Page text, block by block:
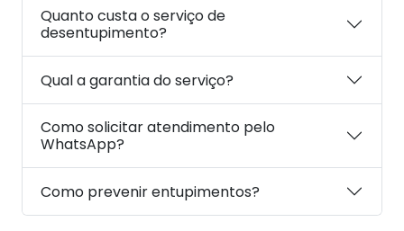
Quanto custa o serviço de
desentupimento?
Qual a garantia do serviço?
Como solicitar atendimento pelo
WhatsApp?
Como prevenir entupimentos?